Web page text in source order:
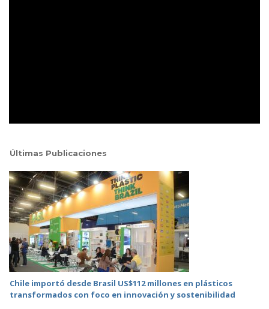
Últimas Publicaciones
Chile importó desde Brasil US$112 millones en plásticos
transformados con foco en innovación y sostenibilidad